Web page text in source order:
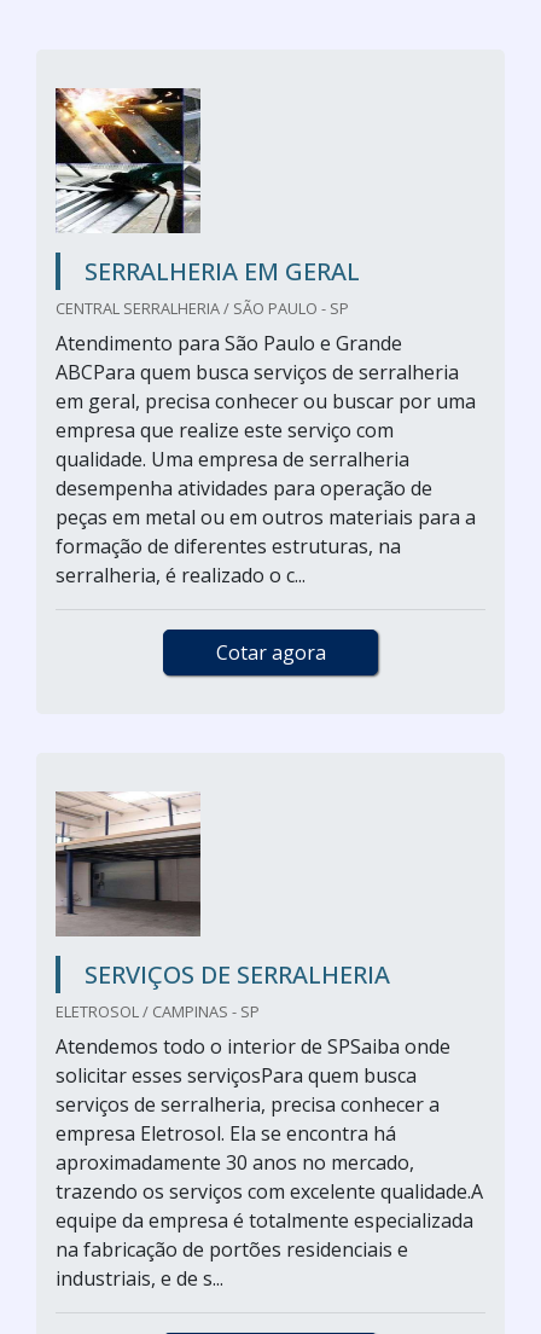
SERRALHERIA EM GERAL
CENTRAL SERRALHERIA / SÃO PAULO - SP
Atendimento para São Paulo e Grande
ABCPara quem busca serviços de serralheria
em geral, precisa conhecer ou buscar por uma
empresa que realize este serviço com
qualidade. Uma empresa de serralheria
desempenha atividades para operação de
peças em metal ou em outros materiais para a
formação de diferentes estruturas, na
serralheria, é realizado o c...
Cotar agora
SERVIÇOS DE SERRALHERIA
ELETROSOL / CAMPINAS - SP
Atendemos todo o interior de SPSaiba onde
solicitar esses serviçosPara quem busca
serviços de serralheria, precisa conhecer a
empresa Eletrosol. Ela se encontra há
aproximadamente 30 anos no mercado,
trazendo os serviços com excelente qualidade.A
equipe da empresa é totalmente especializada
na fabricação de portões residenciais e
industriais, e de s...